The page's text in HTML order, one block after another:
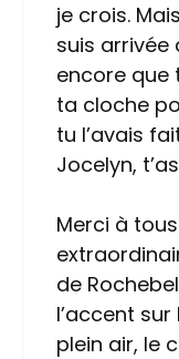
je crois.
suis arrivée
encore que
ta cloche
tu l’avais
Jocelyn,
Merci à
de
l’accent
plein air, le